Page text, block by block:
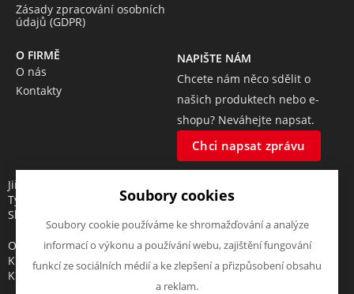
Zásady zpracování osobních
údajů (GDPR)
O FIRMĚ
O nás
Kontakty
NAPIŠTE NÁM
Chcete nám něco sdělit o
našich produktech nebo e-
shopu? Neváhejte napsat.
Chci napsat zprávu
Jiří Hartman
Tyršova 143, 552 03 Česká
Skalice, CZ
Obchodní rejstřík vedený u
Krajského soudu v Hradci
Králové, oddíl A, vložka 18553
Soubory cookies
Soubory cookie používáme ke shromažďování a analýze
informací o výkonu a používání webu, zajištění fungování
funkcí ze sociálních médií a ke zlepšení a přizpůsobení obsahu
a reklam.